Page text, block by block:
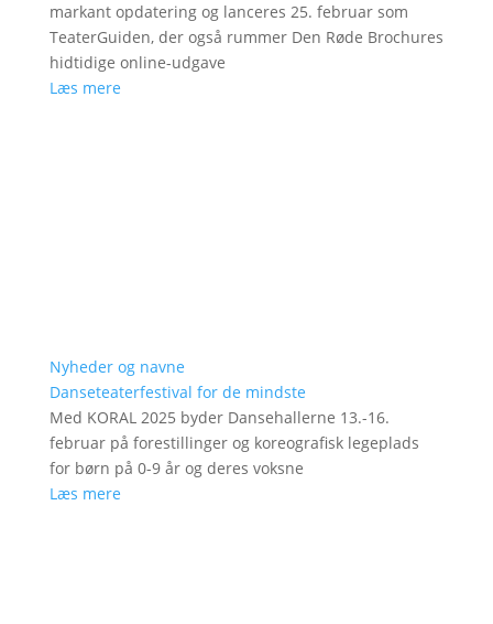
markant opdatering og lanceres 25. februar som
TeaterGuiden, der også rummer Den Røde Brochures
hidtidige online-udgave
Læs mere
Nyheder og navne
Danseteaterfestival for de mindste
Med KORAL 2025 byder Dansehallerne 13.-16.
februar på forestillinger og koreografisk legeplads
for børn på 0-9 år og deres voksne
Læs mere